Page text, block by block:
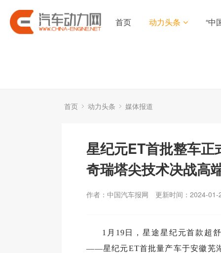
首页 动力头条 “中
首页 动力头条 媒体报道
星纪元ET首批整车正
奇瑞塔尖技术决战高
作者：中国汽车报网 更新时间：2024-01-
1月19日，星途星纪元首款超
——星纪元ET首批量产车于安徽芜